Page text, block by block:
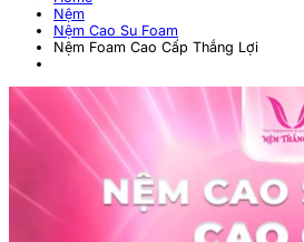
Nệm
Nệm Cao Su Foam
Nệm Foam Cao Cấp Thắng Lợi